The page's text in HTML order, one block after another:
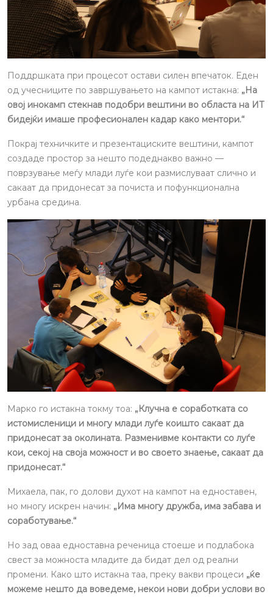
Поддршката при процесот остави силен впечаток. Еден
од учесниците по завршувањето на кампот истакна: „На
овој инокамп стекнав подобри вештини во областа на ИТ
бидејќи имаше професионален кадар како ментори.“
Покрај техничките и презентациските вештини, кампот
создаде простор за нешто подеднакво важно —
поврзување меѓу млади луѓе кои размислуваат слично и
сакаат да придонесат за почиста и пофункционална
урбана средина.
Марко го истакна токму тоа: „Клучна е соработката со
истомисленици и многу млади луѓе коишто сакаат да
придонесат за околината. Разменивме контакти со луѓе
кои, секој на своја можност и во своето знаење, сакаат да
придонесат.“
Михаела, пак, го долови духот на кампот на едноставен,
но многу искрен начин: „Има многу дружба, има забава и
соработување.“
Но зад оваа едноставна реченица стоеше и подлабока
свест за можноста младите да бидат дел од реални
промени. Како што истакна таа, преку вакви процеси „ќе
можеме нешто да воведеме, некои нови добри услови во